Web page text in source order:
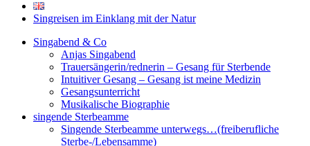
Singreisen im Einklang mit der Natur
Singabend & Co
Anjas Singabend
Trauersängerin/rednerin – Gesang für Sterbende
Intuitiver Gesang – Gesang ist meine Medizin
Gesangsunterricht
Musikalische Biographie
singende Sterbeamme
Singende Sterbeamme unterwegs…(freiberufliche
Sterbe-/Lebensamme)